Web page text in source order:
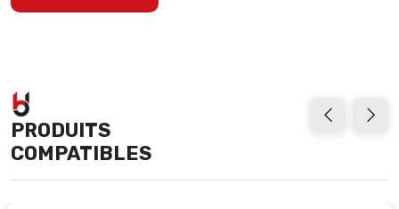
PRODUITS
COMPATIBLES